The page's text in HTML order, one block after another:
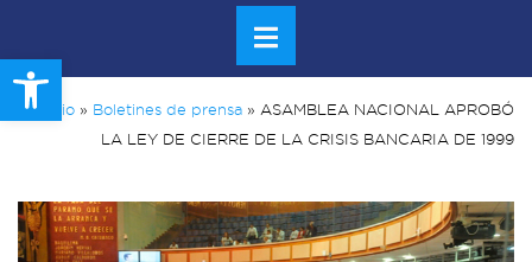
Open toolbar
Inicio » Boletines de prensa » ASAMBLEA NACIONAL APROBÓ
LA LEY DE CIERRE DE LA CRISIS BANCARIA DE 1999